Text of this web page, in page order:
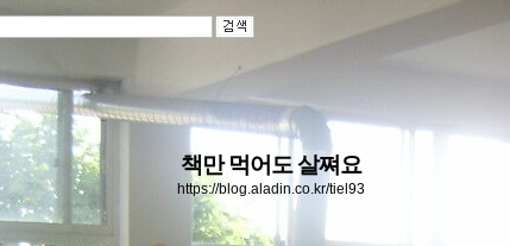
책만 먹어도 살쪄요
https://blog.aladin.co.kr/tiel93